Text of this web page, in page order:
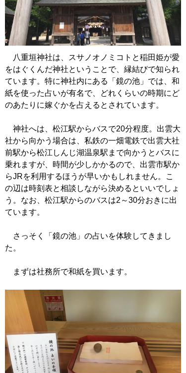
八重垣神社は、スサノオノミコトと稲田姫が愛
をはぐくんだ神社ということで、縁結びで知られ
ています。特に神社内にある「鏡の池」では、和
紙を使った占いが有名で、どれくらいの時期にど
のあたりに嫁ぐかを占えるとされています。
神社へは、松江駅からバスで20分程度。出雲大
社から向かう場合は、私鉄の一畑電鉄で出雲大社
前駅から松江しんじ湖温泉駅まで向かうとバスに
乗れますが、時間が少しかかるので、出雲市駅か
らJRを利用するほうが早いかもしれません。こ
の辺は時刻表と相談しながら決めるといいでしょ
う。なお、松江駅からのバスは2～30分おきに出
ています。
さっそく「鏡の池」の占いを体験してきまし
た。
まずは社務所で和紙を買います。